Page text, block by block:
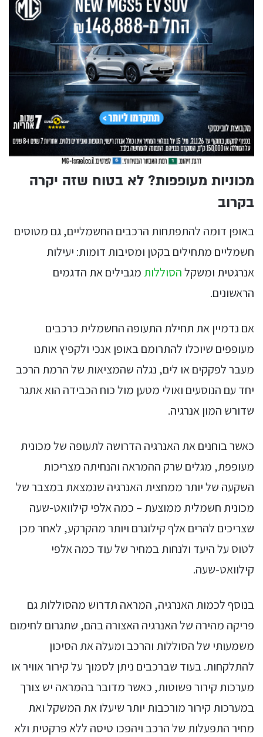
מכוניות מעופפות? לא בטוח שזה יקרה
בקרוב
באופן דומה להתפתחות הרכבים החשמליים, גם מטוסים
חשמליים מתחילים בקטן ומסיבות דומות: יעילות
אנרגטית ומשקלהסוללות מגבילים את הדגמים
הראשונים.
אם נדמיין את תחילת התעופה החשמלית כרכבים
מעופפים שיוכלו להתרומם באופן אנכי ולקפיץ אותנו
מעבר לפקקים או לים, נגלה שהמציאות של הרמת הרכב
יחד עם הנוסעים ואולי מטען מול כוח הכבידה הוא אתגר
שדורש המון אנרגיה.
כאשר בוחנים את האנרגיה הדרושה לתעופה של מכונית
מעופפת, מגלים שרק ההמראה והנחיתה מצריכות
השקעה של יותר ממחצית האנרגיה שנמצאת במצבר של
מכונית חשמלית ממוצעת – כמה אלפי קילוואט-שעה
שצריכים להרים אלף קילוגרם ויותר מהקרקע, לאחר מכן
לטוס על היעד ולנחות במחיר של עוד כמה אלפי
קילוואט-שעה.
בנוסף לכמות האנרגיה, המראה תדרוש מהסוללות גם
פריקה מהירה של האנרגיה האצורה בהם, שתגרום לחימום
משמעותי של הסוללות והרכב ומעלה את הסיכון
להתלקחות. בעוד שברכבים ניתן לסמוך על קירור אוויר או
מערכות קירור פשוטות, כאשר מדובר בהמראה יש צורך
במערכות קירור מורכבות יותר שיעלו את המשקל ואת
מחיר התפעלות של הרכב ויהפכו טיסה ללא פרקטית ולא